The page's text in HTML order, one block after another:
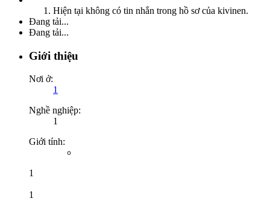
Hiện tại không có tin nhắn trong hồ sơ của kivinen.
Đang tải...
Đang tải...
Giới thiệu
Nơi ở:
1
Nghề nghiệp:
1
Giới tính:
1
1